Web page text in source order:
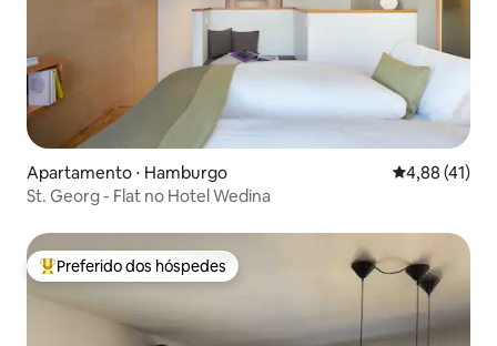
Apartamento ⋅ Hamburgo 4,88 de uma
4,88 (41)
St. Georg - Flat no Hotel Wedina
Entre os melhores preferidos dos hóspedes
Preferido dos hóspedes